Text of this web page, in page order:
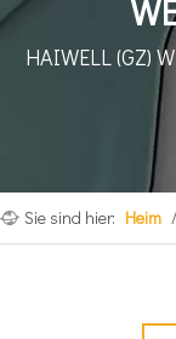
HAIWELL (GZ)
Sie sind hier: Heim /